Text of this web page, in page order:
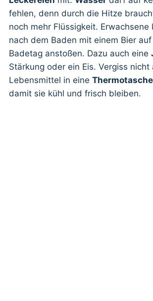
fehlen, denn durch die Hitze
noch mehr Flüssigkeit. Erwachsene
nach dem Baden mit einem Bier
Badetag anstoßen. Dazu auch eine
Stärkung oder ein Eis. Vergiss nicht
Lebensmittel in eine Thermotasche
damit sie kühl und frisch bleiben.